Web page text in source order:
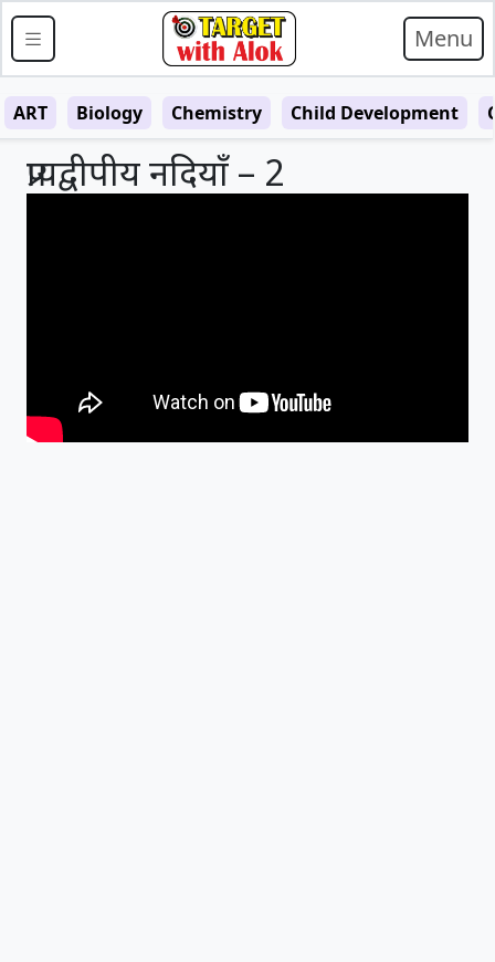
Menu
ART Biology Chemistry Child Development
प्रायद्वीपीय नदियाँ – 2